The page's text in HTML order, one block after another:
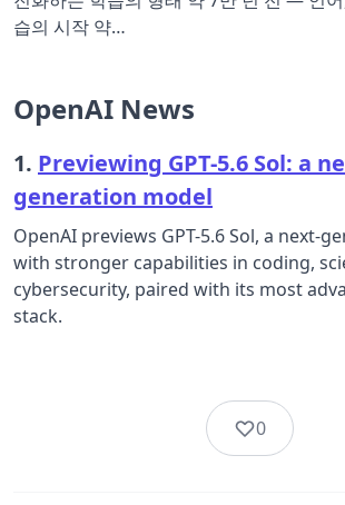
습의 시작 약…
OpenAI News
1. Previewing GPT-5.6 Sol: a
generation model
OpenAI previews GPT-5.6 Sol, a next-
with stronger capabilities in coding,
cybersecurity, paired with its most
stack.
0